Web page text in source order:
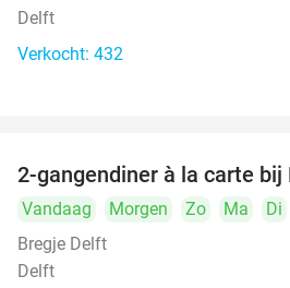
Delft
Verkocht: 432
2-gangendiner à la carte
Vandaag Morgen Zo Ma Di
Bregje Delft
Delft